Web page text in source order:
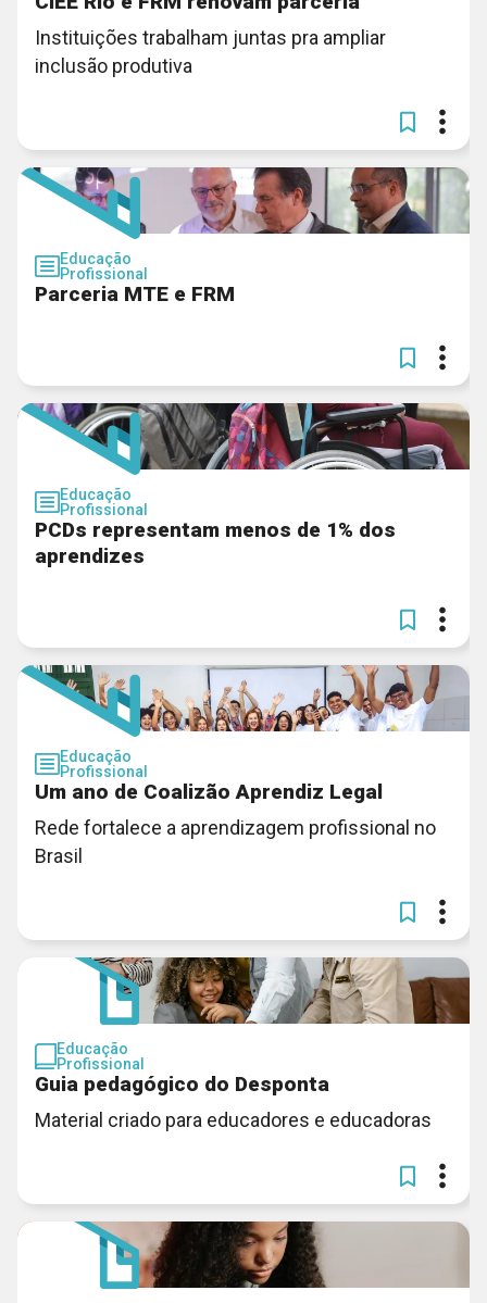
Instituições trabalham juntas pra ampliar
inclusão produtiva
Educação
Profissional
Parceria MTE e FRM
Educação
Profissional
PCDs representam menos de 1% dos
aprendizes
Educação
Profissional
Um ano de Coalizão Aprendiz Legal
Rede fortalece a aprendizagem profissional no
Brasil
Educação
Profissional
Guia pedagógico do Desponta
Material criado para educadores e educadoras